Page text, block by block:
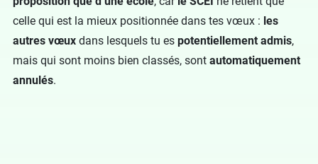
celle qui est la mieux positionnée dans tes vœux : les
autres vœux dans lesquels tu es potentiellement admis,
mais qui sont moins bien classés, sont automatiquement
annulés.